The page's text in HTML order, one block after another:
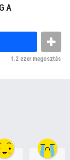
A
1.2 ezer megosztás